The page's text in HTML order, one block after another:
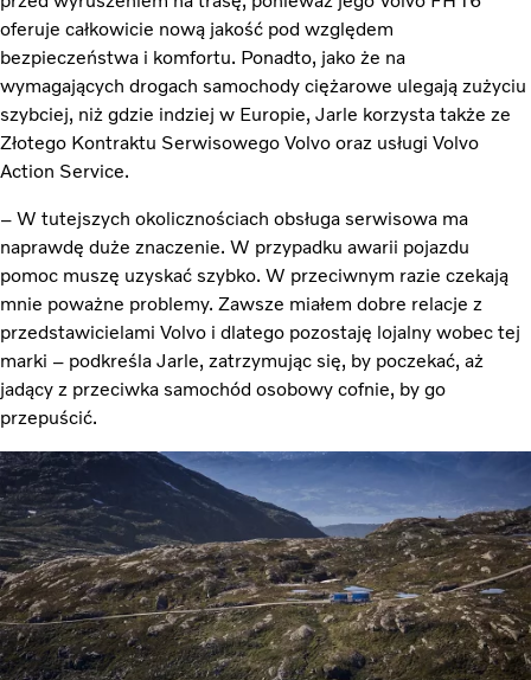
oferuje całkowicie nową jakość pod względem
bezpieczeństwa i komfortu. Ponadto, jako że na
wymagających drogach samochody ciężarowe ulegają zużyciu
szybciej, niż gdzie indziej w Europie, Jarle korzysta także ze
Złotego Kontraktu Serwisowego Volvo oraz usługi Volvo
Action Service.
– W tutejszych okolicznościach obsługa serwisowa ma
naprawdę duże znaczenie. W przypadku awarii pojazdu
pomoc muszę uzyskać szybko. W przeciwnym razie czekają
mnie poważne problemy. Zawsze miałem dobre relacje z
przedstawicielami Volvo i dlatego pozostaję lojalny wobec tej
marki – podkreśla Jarle, zatrzymując się, by poczekać, aż
jadący z przeciwka samochód osobowy cofnie, by go
przepuścić.